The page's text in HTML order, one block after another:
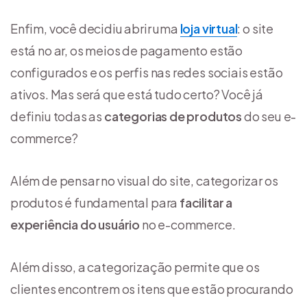
Enfim, você decidiu abrir uma loja virtual: o site
está no ar, os meios de pagamento estão
configurados e os perfis nas redes sociais estão
ativos. Mas será que está tudo certo? Você já
definiu todas as categorias de produtosdo seu e-
commerce?
Além de pensar no visual do site, categorizar os
produtos é fundamental para facilitar a
experiência do usuário no e-commerce.
Além disso, a categorização permite que os
clientes encontrem os itens que estão procurando